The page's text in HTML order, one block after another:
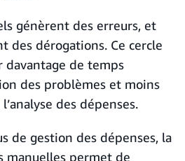
génèrent des erreurs, et
des dérogations. Ce cercle
davantage de temps
des problèmes et moins
des dépenses.
de gestion des dépenses, la
manuelles permet de